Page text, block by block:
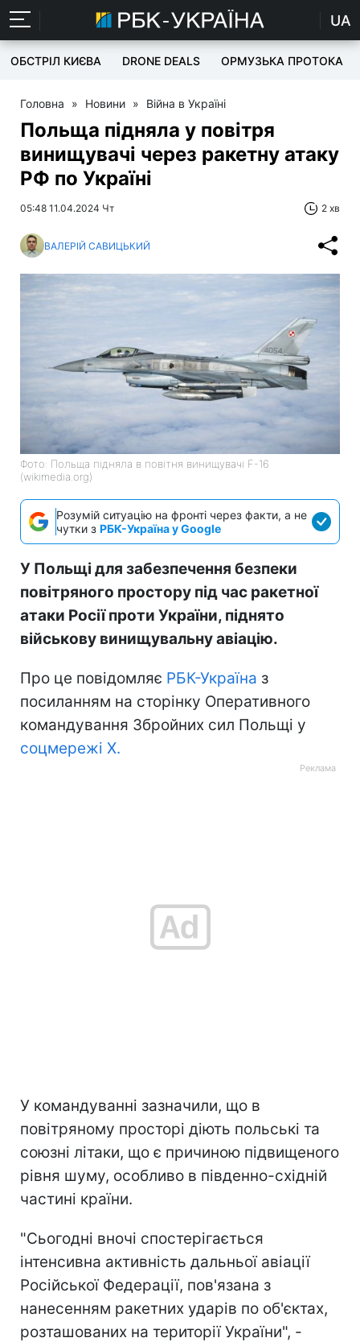
UA
ОБСТРІЛ КИЄВА DRONE DEALS ОРМУЗЬКА ПРОТОКА
Головна » Новини » Війна в Україні
Польща підняла у повітря
винищувачі через ракетну атаку
РФ по Україні
05:48 11.04.2024 Чт 2 хв
ВАЛЕРІЙ САВИЦЬКИЙ
Фото: Польща підняла в повітня винищувачі F-16
(wikimedia.org)
Розумій ситуацію на фронті через факти, а не
чутки з РБК-Україна у Google
У Польщі для забезпечення безпеки
повітряного простору під час ракетної
атаки Росії проти України, піднято
військову винищувальну авіацію.
Про це повідомляє РБК-Україна з
посиланням на сторінку Оперативного
командування Збройних сил Польщі у
соцмережі Х.
У командуванні зазначили, що в
повітряному просторі діють польські та
союзні літаки, що є причиною підвищеного
рівня шуму, особливо в південно-східній
частині країни.
"Сьогодні вночі спостерігається
інтенсивна активність дальньої авіації
Російської Федерації, пов'язана з
нанесенням ракетних ударів по об'єктах,
розташованих на території України", -